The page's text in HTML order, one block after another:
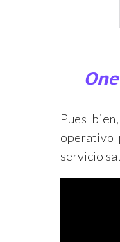
Pues
operativo
servicio